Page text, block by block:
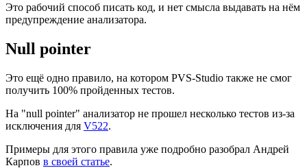
Это рабочий способ писать код, и нет смысла выдавать на нём
предупреждение анализатора.
Null pointer
Это ещё одно правило, на котором PVS-Studio также не смог
получить 100% пройденных тестов.
На "null pointer" анализатор не прошел несколько тестов из-за
исключения для V522.
Примеры для этого правила уже подробно разобрал Андрей
Карпов в своей статье.